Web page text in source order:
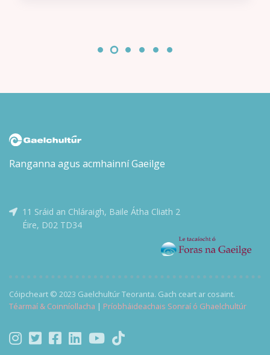
uaillmhianacha in adharca a chéile; tráth a raibh
do na daoine thart air. Scéal gach duine againn.
Ranganna agus acmhainní Gaeilge
11 Sráid an Chláraigh, Baile Átha Cliath 2
Éire, D02 TD34
Cóipcheart © 2023 Gaelchultúr Teoranta. Gach ceart ar cosaint.
Téarmaí & Coinníollacha | Príobháideachais Sonraí ó Ghaelchultúr